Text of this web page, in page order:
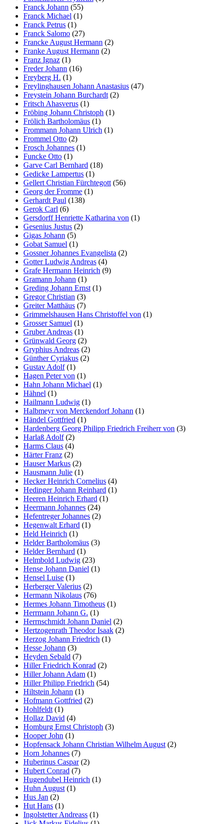
Franck Johann (55)
Franck Michael (1)
Franck Petrus (1)
Franck Salomo (27)
Francke August Hermann (2)
Franke August Hermann (2)
Franz Ignaz (1)
Freder Johann (16)
Freyberg H. (1)
Freylinghausen Johann Anastasius (47)
Freystein Johann Burchardt (2)
Fritsch Ahasverus (1)
Fröbing Johann Christoph (1)
Frölich Bartholomäus (1)
Frommann Johann Ulrich (1)
Frommel Otto (2)
Frosch Johannes (1)
Funcke Otto (1)
Garve Carl Bernhard (18)
Gedicke Lampertus (1)
Gellert Christian Fürchtegott (56)
Georg der Fromme (1)
Gerhardt Paul (138)
Gerok Carl (6)
Gersdorff Henriette Katharina von (1)
Gesenius Justus (2)
Gigas Johann (5)
Gobat Samuel (1)
Gossner Johannes Evangelista (2)
Gotter Ludwig Andreas (4)
Grafe Hermann Heinrich (9)
Gramann Johann (1)
Greding Johann Ernst (1)
Gregor Christian (3)
Greiter Matthäus (7)
Grimmelshausen Hans Christoffel von (1)
Grosser Samuel (1)
Gruber Andreas (1)
Grünwald Georg (2)
Gryphius Andreas (2)
Günther Cyriakus (2)
Gustav Adolf(1)
Hagen Peter von (1)
Hahn Johann Michael (1)
Hähnel (1)
Hailmann Ludwig (1)
Halbmeyr von Merckendorf Johann (1)
Händel Gottfried (1)
Hardenberg Georg Philipp Friedrich Freiherr von (3)
Harlaß Adolf(2)
Harms Claus (4)
Härter Franz (2)
Hauser Markus (2)
Hausmann Julie (1)
Hecker Heinrich Cornelius (4)
Hedinger Johann Reinhard (1)
Heeren Heinrich Erhard (1)
Heermann Johannes (24)
Hefentreger Johannes (2)
Hegenwalt Erhard (1)
Held Heinrich (1)
Helder Bartholomäus (3)
Helder Bernhard (1)
Helmbold Ludwig (23)
Hense Johann Daniel (1)
Hensel Luise (1)
Herberger Valerius (2)
Hermann Nikolaus (76)
Hermes Johann Timotheus (1)
Herrmann Johann G. (1)
Herrnschmidt Johann Daniel (2)
Hertzogenrath Theodor Isaak (2)
Herzog Johann Friedrich (1)
Hesse Johann (3)
Heyden Sebald (7)
Hiller Friedrich Konrad (2)
Hiller Johann Adam (1)
Hiller Philipp Friedrich (54)
Hiltstein Johann (1)
Hofmann Gottfried (2)
Hohlfeldt (1)
Hollaz David (4)
Homburg Ernst Christoph (3)
Hooper John (1)
Hopfensack Johann Christian Wilhelm August (2)
Horn Johannes (7)
Huberinus Caspar(2)
Hubert Conrad (7)
Hugendubel Heinrich (1)
Huhn August (1)
Hus Jan (2)
Hut Hans (1)
Ingolstetter Andreass (1)